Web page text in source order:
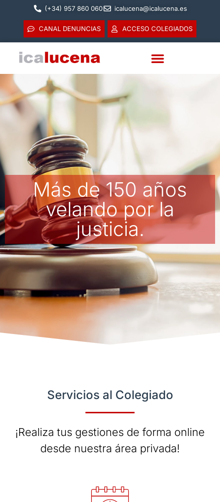
(+34) 957 860 060 icalucena@icalucena.es
CANAL DENUNCIAS ACCESO COLEGIADOS
Más de 150 años
velando por la
justicia.
Servicios al Colegiado
¡Realiza tus gestiones de forma online
desde nuestra área privada!